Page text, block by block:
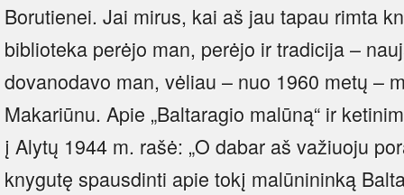
Borutienei. Jai mirus, kai aš jau tapau rimta
biblioteka perėjo man, perėjo ir tradicija –
dovanodavo man, vėliau – nuo 1960 metų –
Makariūnu. Apie „Baltaragio malūną“ ir
į Alytų 1944 m. rašė: „O dabar aš važiuoju
knygutę spausdinti apie tokį malūnininką